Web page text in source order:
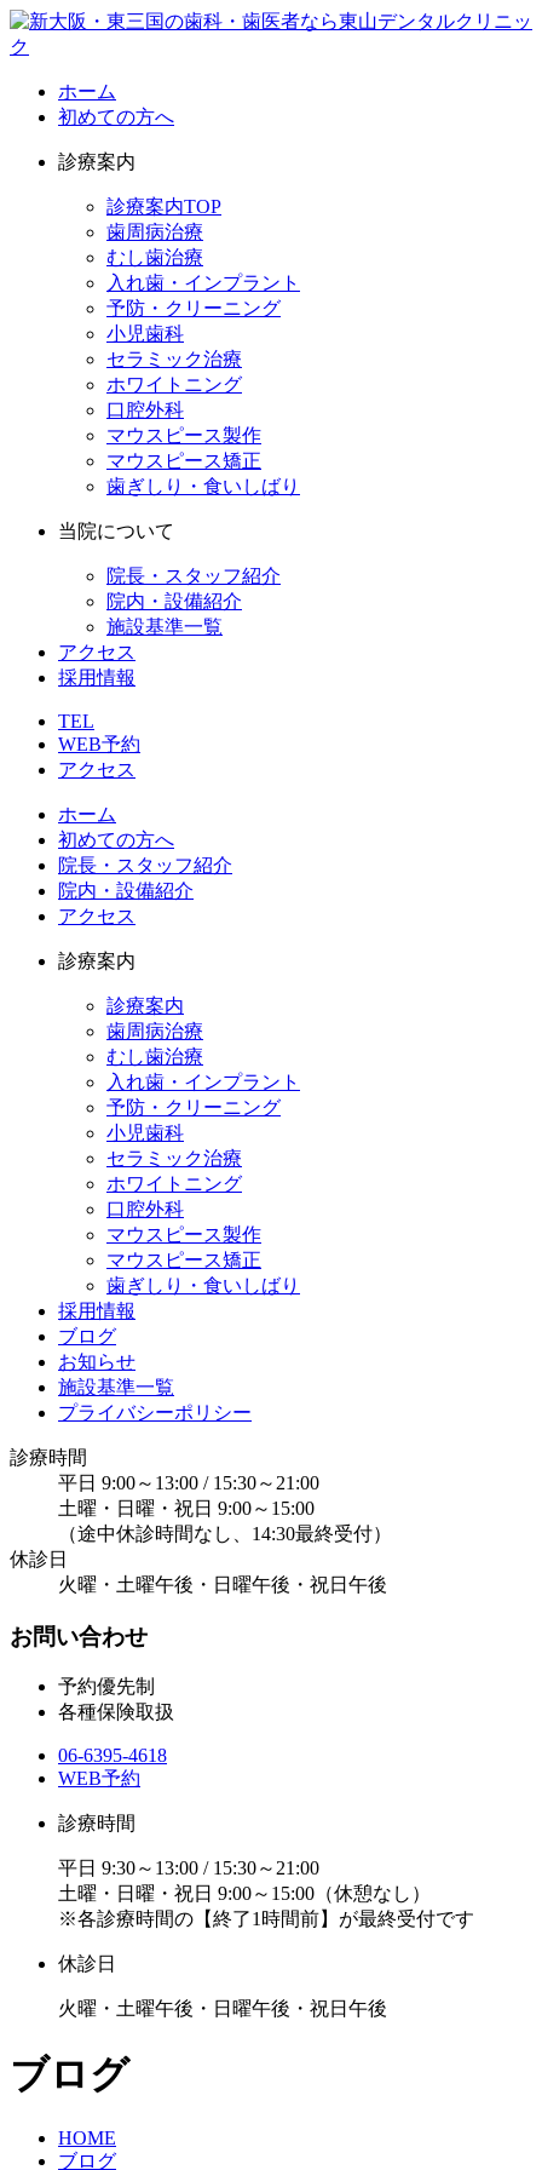
ホーム
初めての方へ
診療案内
診療案内TOP
歯周病治療
むし歯治療
入れ歯・インプラント
予防・クリーニング
小児歯科
セラミック治療
ホワイトニング
口腔外科
マウスピース製作
マウスピース矯正
歯ぎしり・食いしばり
当院について
院長・スタッフ紹介
院内・設備紹介
施設基準一覧
アクセス
採用情報
TEL
WEB予約
アクセス
ホーム
初めての方へ
院長・スタッフ紹介
院内・設備紹介
アクセス
診療案内
診療案内
歯周病治療
むし歯治療
入れ歯・インプラント
予防・クリーニング
小児歯科
セラミック治療
ホワイトニング
口腔外科
マウスピース製作
マウスピース矯正
歯ぎしり・食いしばり
採用情報
ブログ
お知らせ
施設基準一覧
プライバシーポリシー
診療時間
平日 9:00～13:00 / 15:30～21:00
土曜・日曜・祝日 9:00～15:00
（途中休診時間なし、14:30最終受付）
休診日
火曜・土曜午後・日曜午後・祝日午後
お問い合わせ
予約優先制
各種保険取扱
06-6395-4618
WEB予約
診療時間
平日 9:30～13:00 / 15:30～21:00
土曜・日曜・祝日 9:00～15:00（休憩なし）
※各診療時間の【終了1時間前】が最終受付です
休診日
火曜・土曜午後・日曜午後・祝日午後
ブログ
HOME
ブログ